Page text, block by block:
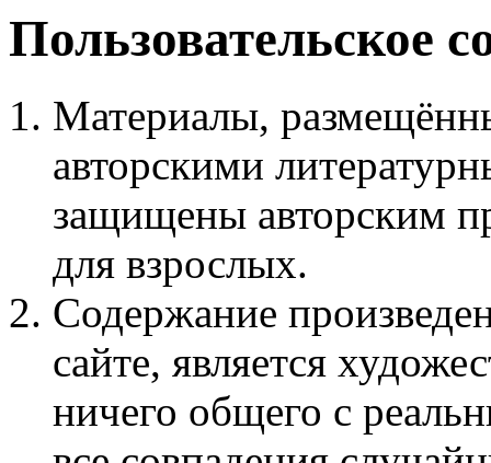
Пользовательское
Материалы,
авторскими
защищены авторским
для взрослых.
Содержание
сайте, является
ничего общего с